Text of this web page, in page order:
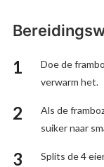
Doe de
verwarm het.
Als de
suiker naar
Splits de 4